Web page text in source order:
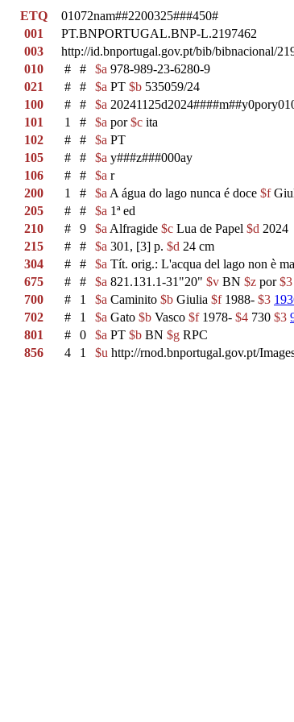
ETQ
01072nam##2200325###450#
001
PT.BNPORTUGAL.BNP-L.2197462
003
http://id.bnportugal.gov.pt/bib/bibnacional/
010
# # $a 978-989-23-6280-9
021
# # $a PT $b 535059/24
100
# # $a
101
1 # $a por$c ita
102
# # $a PT
105
# # $a y###z###000ay
106
# # $a r
200
1 # $a A água do lago nunca é doce $f
205
# # $a 1ª ed
210
# 9 $a Alfragide $c Lua de Papel $d 2024
215
# # $a 301, [3] p. $d 24 cm
304
# # $a Tít. orig.: L'acqua del lago non è
675
# # $a 821.131.1-31"20" $v BN $z por$3
700
# 1 $a Caminito $b Giulia $f1988- $3
702
# 1 $a Gato $b Vasco $f1978- $4 730 $3
801
# 0 $a PT $b BN $g RPC
856
4 1 $u http://rnod.bnportugal.gov.pt/